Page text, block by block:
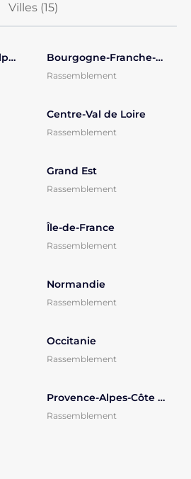
Villes (15)
Auvergne-Rhône-Alpes Bourgogne-Franche-Comté
Rassemblement
Centre-Val de Loire
Rassemblement
Grand Est
Rassemblement
Île-de-France
Rassemblement
Normandie
Rassemblement
Occitanie
Rassemblement
Provence-Alpes-Côte d'Azur
Rassemblement